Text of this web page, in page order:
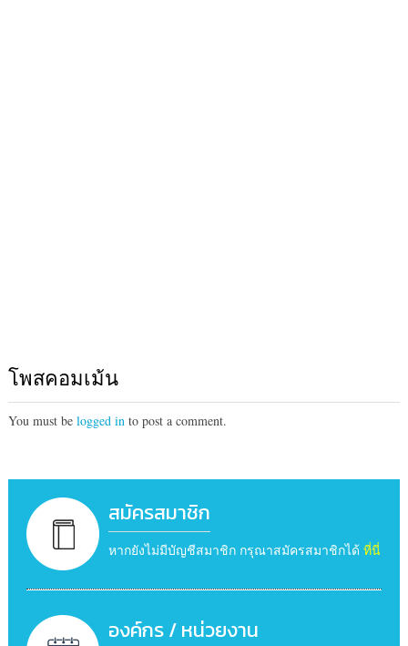
โพสคอมเม้น
You must be logged into post a comment.
สมัครสมาชิก
หากยังไม่มีบัญชีสมาชิก กรุณาสมัครสมาชิกได้ ที่นี่
องค์กร / หน่วยงาน